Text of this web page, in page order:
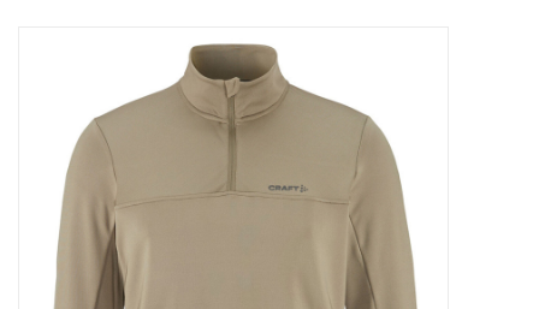
Afspraak Loop Analyse
Diensten
Merken